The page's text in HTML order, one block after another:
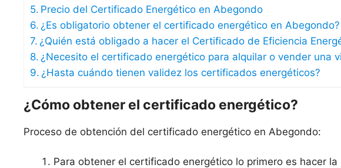
Precio del Certificado Energético en Abegondo
¿Es obligatorio obtener el certificado energético en Abegondo?
¿Quién está obligado a hacer el Certificado de Eficiencia
¿Necesito el certificado energético para alquilar o vender una
¿Hasta cuándo tienen validez los certificados energéticos?
¿Cómo obtener el certificado energético?
Proceso de obtención del certificado energético en Abegondo:
Para obtener el certificado energético lo primero es hacer la